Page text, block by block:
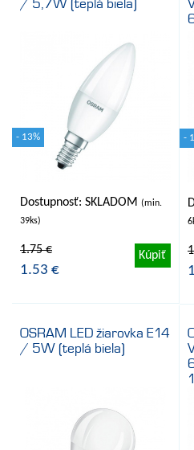
/ 5,7W (teplá biela)
- 13%
Dostupnosť: SKLADOM (min.
39ks)
1.75 €
1.53 €
Kúpiť
-
OSRAM LED žiarovka E14
/ 5W (teplá biela)